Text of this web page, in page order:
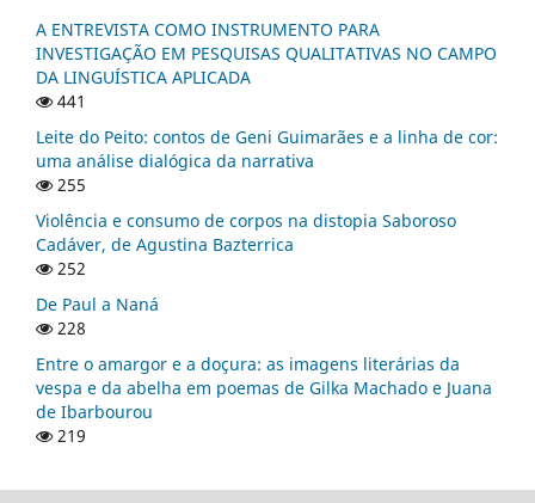
A ENTREVISTA COMO INSTRUMENTO PARA
INVESTIGAÇÃO EM PESQUISAS QUALITATIVAS NO CAMPO
DA LINGUÍSTICA APLICADA
441
Leite do Peito: contos de Geni Guimarães e a linha de cor:
uma análise dialógica da narrativa
255
Violência e consumo de corpos na distopia Saboroso
Cadáver, de Agustina Bazterrica
252
De Paul a Naná
228
Entre o amargor e a doçura: as imagens literárias da
vespa e da abelha em poemas de Gilka Machado e Juana
de Ibarbourou
219